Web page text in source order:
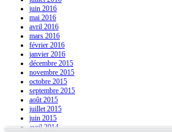
juin 2016
mai 2016
avril 2016
mars 2016
février 2016
janvier 2016
décembre 2015
novembre 2015
octobre 2015
septembre 2015
août 2015
juillet 2015
juin 2015
avril 2014